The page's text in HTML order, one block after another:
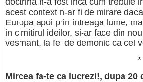
acest context n-ar fi de mirare
Europa apoi prin intreaga lume,
in cimitirul ideilor, si-ar face din
vesmant, la fel de demonic ca cel
*
Mircea fa-te ca lucrezi!, dupa 20